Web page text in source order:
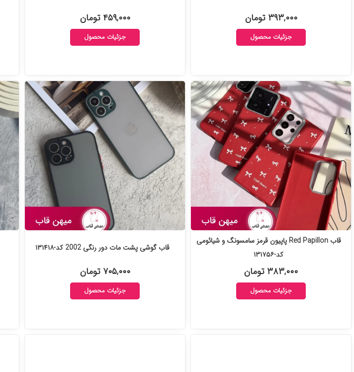
۳۹۳,۰۰۰ تومان
جزئیات محصول
۴۵۹,۰۰۰ تومان
جزئیات محصول
قاب Red Papillon پاپیون قرمز سامسونگ و شیائومی
کد-۱۳۱۷۵۶
۳۸۳,۰۰۰ تومان
جزئیات محصول
قاب گوشی پشت مات دور رنگی 2002 کد-۱۳۱۴۱۸
۷۰۵,۰۰۰ تومان
جزئیات محصول